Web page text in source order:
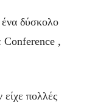
ένα δύσκολο
Conference ,
είχε πολλές